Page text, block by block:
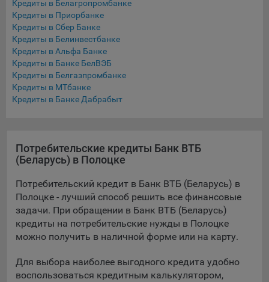
Подобные функции улучшают условия работы
пользователей с сайтом.
9.3. Файлы cookie предпочтений, например, для настройки
контента. Данные файлы cookie собирают информацию о
выборе пользователя на сайте и его предпочтениях и
позволяют Обществу «запомнить» информацию о
выбранном пользователем городе и других местных
настройках для того, чтобы соответствующим образом
Яндекс.Метрика, Google Analytics. Данные файлы cookie
собирают информацию о том, как пользователь
использовал сайты, и позволяют Обществу вносить в них
улучшения.
Аналитические файлы cookie показывают, какие страницы
сайта Общества посещаются чаще всего, помогают
выявлять трудности, возникающие при использовании
рекламы. Благодаря этому у Общества есть возможность
составить представление о тенденциях использования
Кредиты в Белагропромбанке
Кредиты в Приорбанке
Кредиты в Сбер Банке
Кредиты в Белинвестбанке
Кредиты в Альфа Банке
Кредиты в Банке БелВЭБ
Кредиты в Белгазпромбанке
Кредиты в МТбанке
Кредиты в Банке Дабрабыт
Потребительские кредиты Банк ВТБ
(Беларусь) в Полоцке
Потребительский кредит в Банк ВТБ (Беларусь) в
Полоцке - лучший способ решить все финансовые
задачи. При обращении в Банк ВТБ (Беларусь)
кредиты на потребительские нужды в Полоцке
можно получить в наличной форме или на карту.
Для выбора наиболее выгодного кредита удобно
воспользоваться кредитным калькулятором,